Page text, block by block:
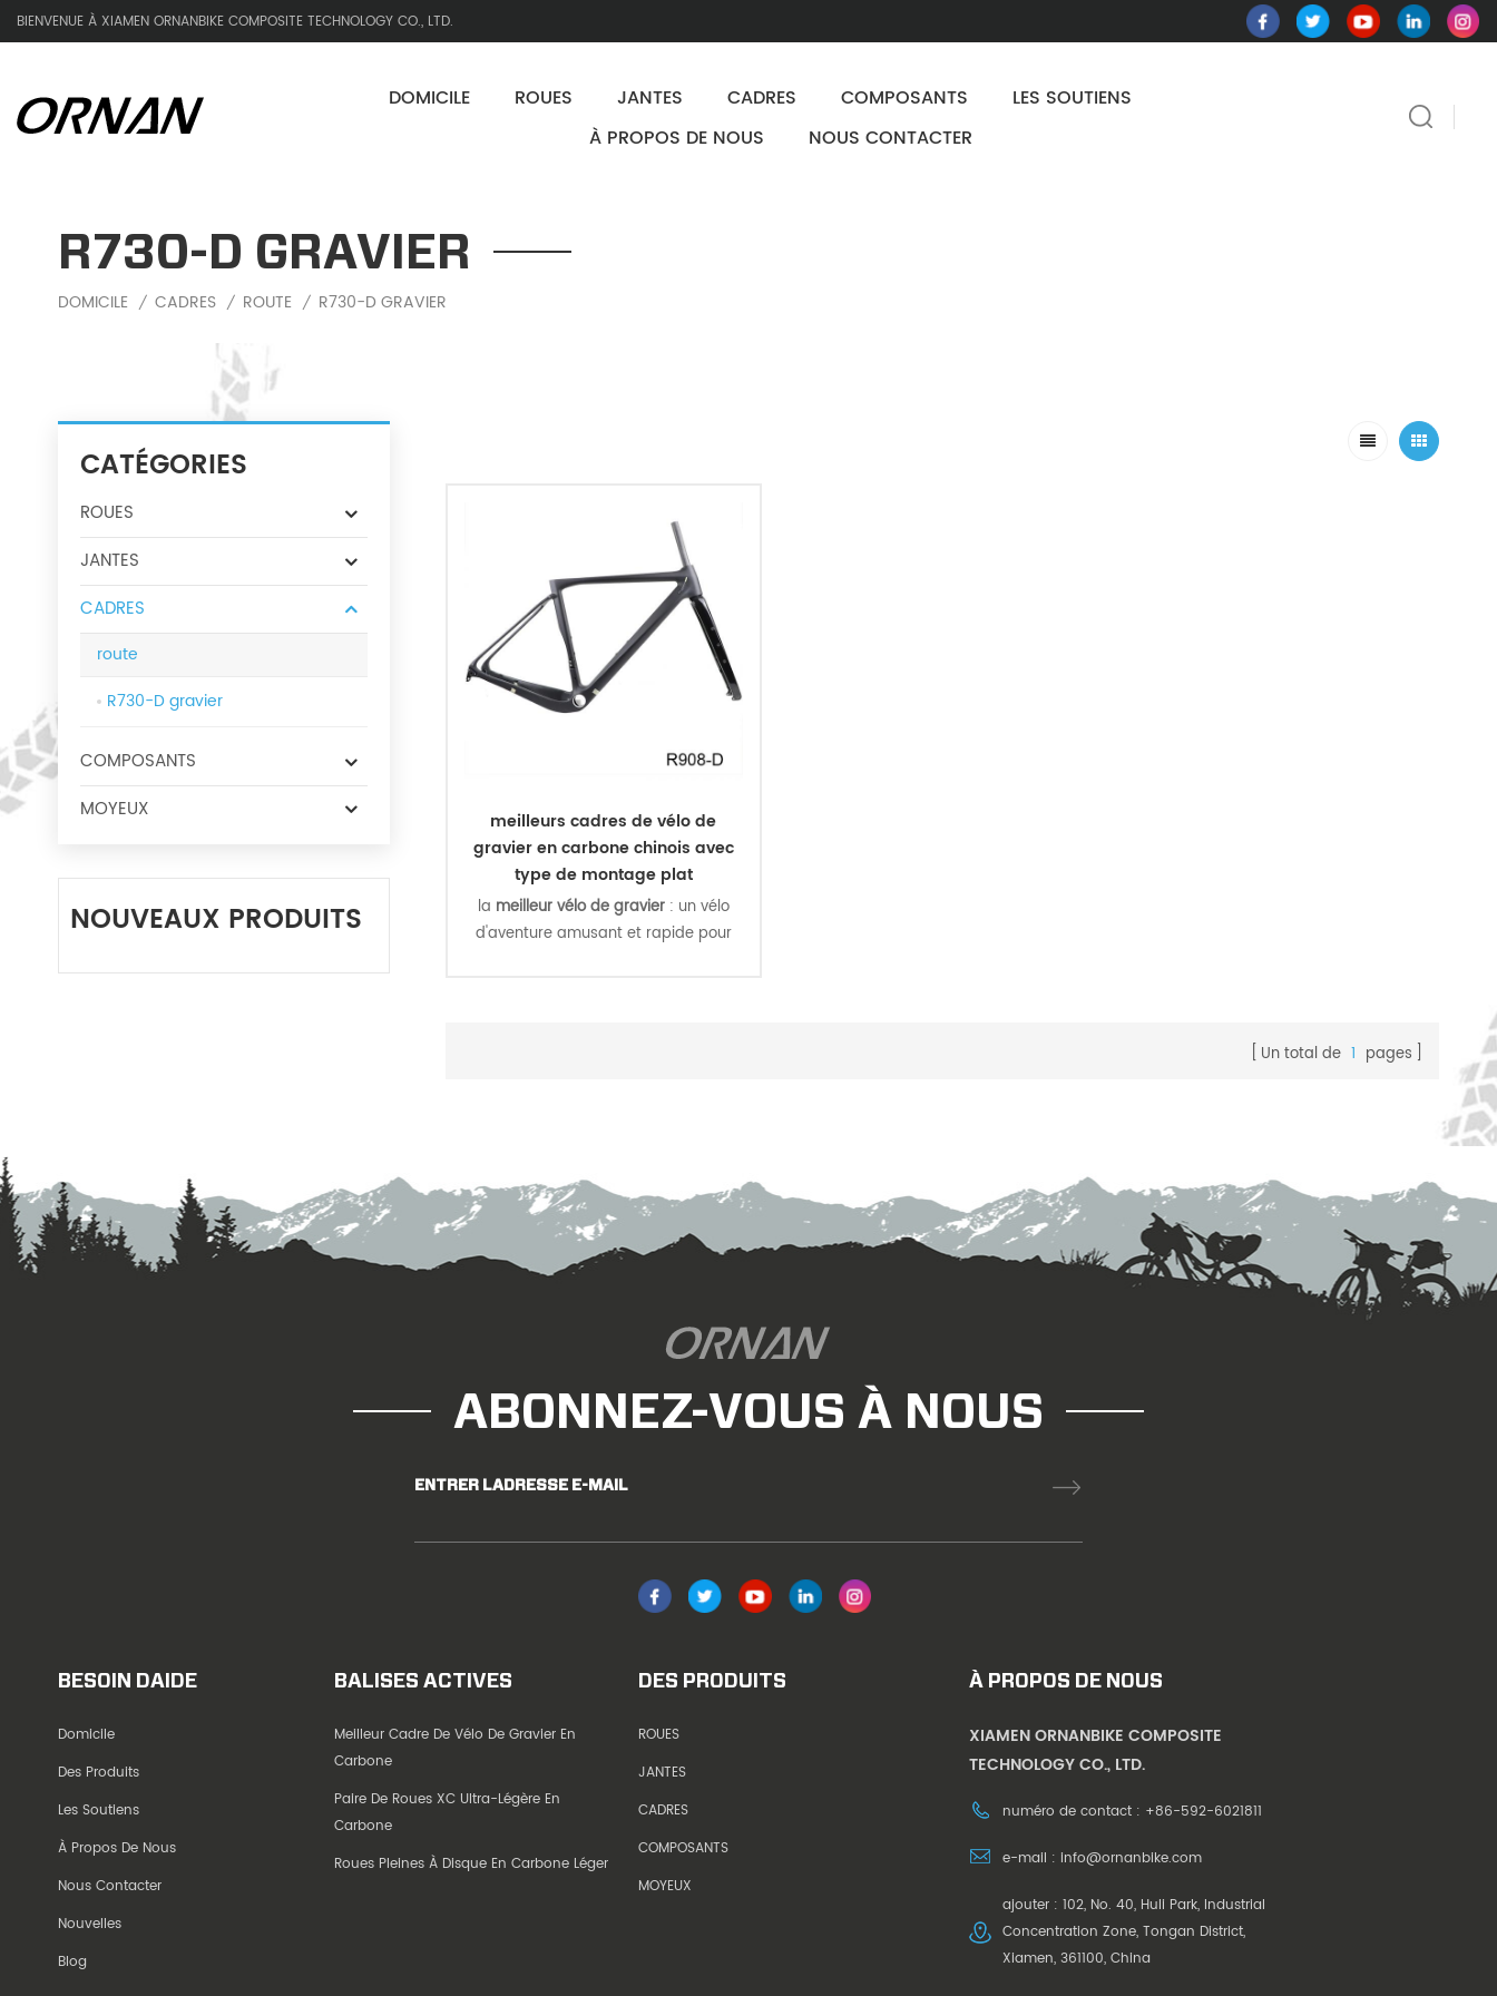
BIENVENUE À XIAMEN ORNANBIKE COMPOSITE TECHNOLOGY CO., LTD.
DOMICILE ROUES JANTES CADRES COMPOSANTS
LES SOUTIENS
À PROPOS DE NOUS
NOUS CONTACTER
R730-D GRAVIER
DOMICILE / CADRES / ROUTE / R730-D GRAVIER
CATÉGORIES
ROUES
JANTES
CADRES
route
R730-D gravier
COMPOSANTS
MOYEUX
NOUVEAUX PRODUITS
meilleurs cadres de vélo de
gravier en carbone chinois avec
type de montage plat
la meilleur vélo de gravier: un vélo
d'aventure amusant et rapide pour
Un total de 1 pages
ABONNEZ-VOUS À NOUS
ENTRER LADRESSE E-MAIL
BESOIN DAIDE
Domicile
Des Produits
Les Soutiens
À Propos De Nous
Nous Contacter
Nouvelles
Blog
BALISES ACTIVES
Meilleur Cadre De Vélo De Gravier En
Carbone
Paire De Roues XC Ultra-Légère En
Carbone
Roues Pleines À Disque En Carbone Léger
DES PRODUITS
ROUES
JANTES
CADRES
COMPOSANTS
MOYEUX
À PROPOS DE NOUS
XIAMEN ORNANBIKE COMPOSITE
TECHNOLOGY CO., LTD.
numéro de contact : +86-592-6021811
e-mail : info@ornanbike.com
ajouter : 102, No. 40, Huli Park, Industrial
Concentration Zone, Tongan District,
Xiamen, 361100, China